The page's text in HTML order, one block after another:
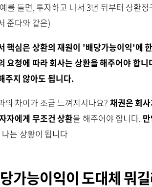
를 들면, 투자하고 나서 3년 뒤부터 상환
준다와 같은)
핵심은 상환의 재원이 '배당가능이익'에
요청에 따라 회사는 상환을 해주어야 합
주지 않아도 됩니다.
의 차이가 조금 느껴지시나요? 채권은 회
자에게 무조건 상환을 해주어야 합니다.
는 상황이 됩니다
가능이익이 도대체 뭐